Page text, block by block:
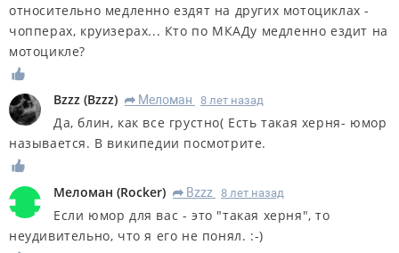
относительно медленно ездят на других мотоциклах -
чопперах, круизерах... Кто по МКАДу медленно ездит на
мотоцикле?
Bzzz (Bzzz) R Меломан 8 лет назад
Да, блин, как все грустно( Есть такая херня- юмор
называется. В википедии посмотрите.
Меломан (Rocker) R Bzzz 8 лет назад
Если юмор для вас - это "такая херня", то
неудивительно, что я его не понял. :-)